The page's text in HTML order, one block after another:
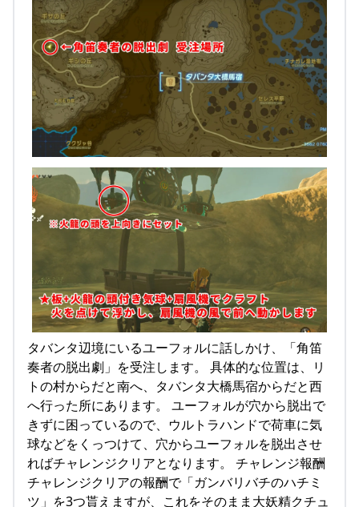
タバンタ辺境にいるユーフォルに話しかけ、「角笛
奏者の脱出劇」を受注します。 具体的な位置は、リ
トの村からだと南へ、タバンタ大橋馬宿からだと西
へ行った所にあります。 ユーフォルが穴から脱出で
きずに困っているので、ウルトラハンドで荷車に気
球などをくっつけて、穴からユーフォルを脱出させ
ればチャレンジクリアとなります。 チャレンジ報酬
チャレンジクリアの報酬で「ガンバリバチのハチミ
ツ」を3つ貰えますが、これをそのまま大妖精クチュ